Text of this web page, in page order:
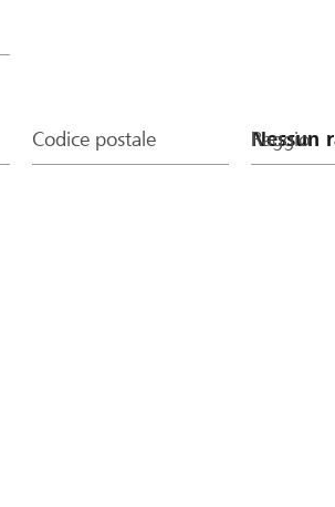
Codice postale Raggio